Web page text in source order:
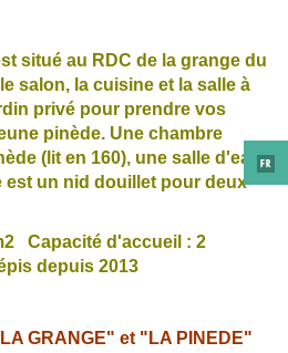
situé au RDC de la grange du
salon, la cuisine et la salle à
privé pour prendre vos
pinède. Une chambre
(lit en 160), une salle d'eau
est un nid douillet pour deux
Capacité d'accueil : 2
depuis 2013
GRANGE" et "LA PINEDE"